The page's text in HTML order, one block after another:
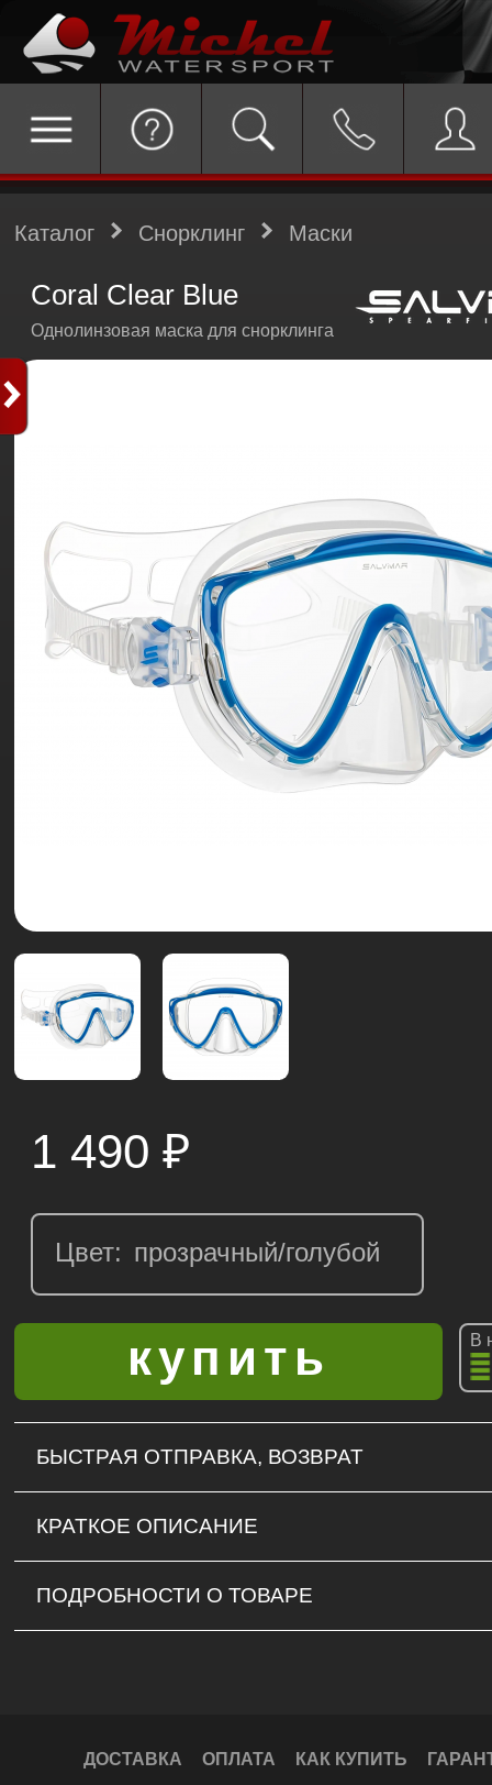
Каталог Снорклинг Маски
Coral Clear Blue
Однолинзовая маска для снорклинга
1 490 ₽
Цвет:
В
БЫСТРАЯ ОТПРАВКА, ВОЗВРАТ
КРАТКОЕ ОПИСАНИЕ
ПОДРОБНОСТИ О ТОВАРЕ
ДОСТАВКА ОПЛАТА КАК КУПИТЬ